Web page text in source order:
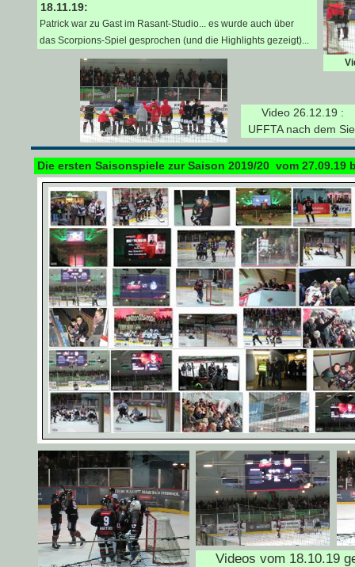
18.11.19:
Patrick war zu Gast im Rasant-Studio... es wurde auch über
das Scorpions-Spiel gesprochen (und die Highlights gezeigt)...
Video 26.12.19 :
UFFTA nach dem
Die ersten Saisonspiele zur Saison 2019/20 vom 27.09.19
Videos vom 18.10.19